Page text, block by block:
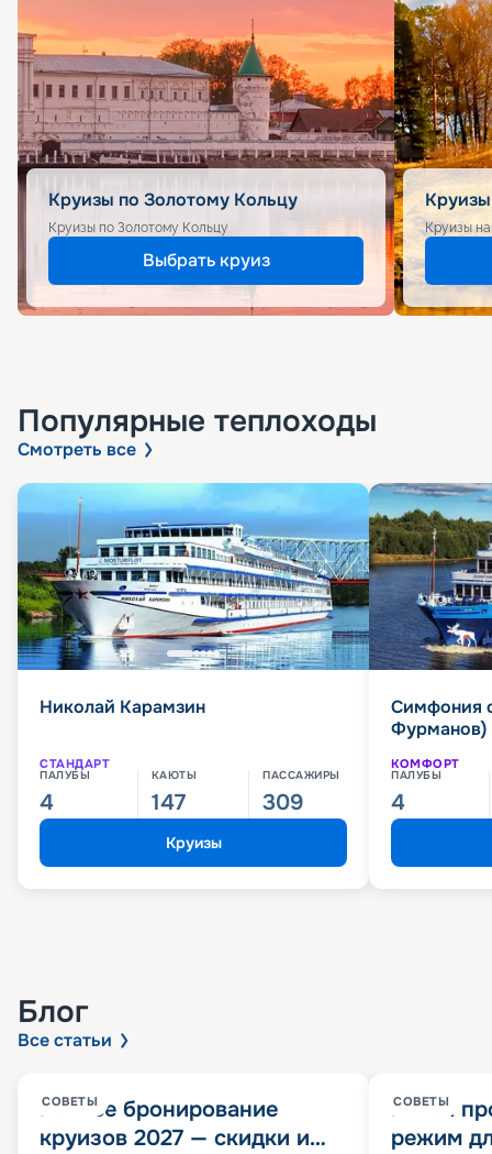
Круизы по Золотому Кольцу
Круизы по Золотому Кольцу
Выбрать круиз
Круизы
Популярные теплоходы
Смотреть все
Николай Карамзин
СТАНДАРТ
ПАЛУБЫ
4
КАЮТЫ
147
ПАССАЖИРЫ
309
Круизы
Симфония
Фурманов)
КОМФОРТ
ПАЛУБЫ
4
Блог
Все статьи
СОВЕТЫ
Раннее бронирование
круизов 2027 — скидки и
СОВЕТЫ
Китай
режим